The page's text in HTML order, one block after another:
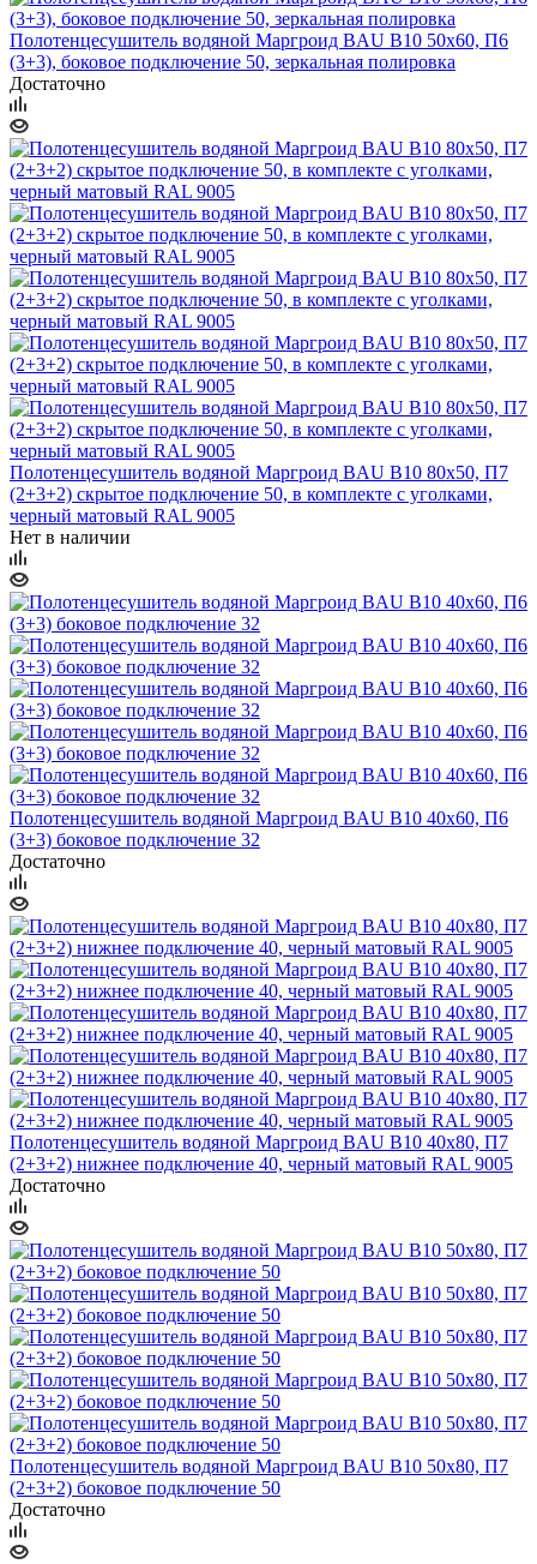
Полотенцесушитель водяной Маргроид BAU В10 50х60, П6
(3+3), боковое подключение 50, зеркальная полировка
Достаточно
Полотенцесушитель водяной Маргроид BAU В10 80х50, П7
(2+3+2) скрытое подключение 50, в комплекте с уголками,
черный матовый RAL 9005
Нет в наличии
Полотенцесушитель водяной Маргроид BAU В10 40х60, П6
(3+3) боковое подключение 32
Достаточно
Полотенцесушитель водяной Маргроид BAU В10 40х80, П7
(2+3+2) нижнее подключение 40, черный матовый RAL 9005
Достаточно
Полотенцесушитель водяной Маргроид BAU В10 50х80, П7
(2+3+2) боковое подключение 50
Достаточно